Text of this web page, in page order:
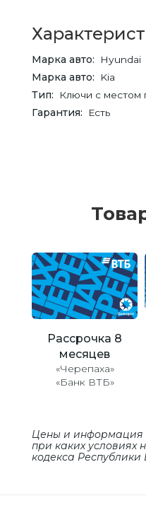
Марка авто
Hyundai
Марка авто
Kia
Тип
Ключи с местом
Гарантия
Есть
Рассрочка 8
месяцев
«Черепаха»
«Банк ВТБ»
Цены и информация
при каких условиях
кодекса Республики